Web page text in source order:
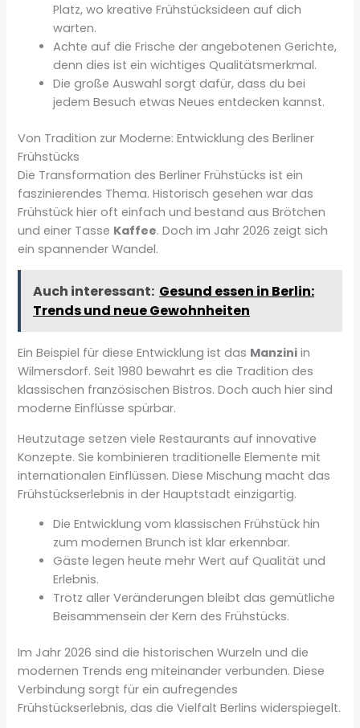
Platz, wo kreative Frühstücksideen auf dich
warten.
Achte auf die Frische der angebotenen Gerichte,
denn dies ist ein wichtiges Qualitätsmerkmal.
Die große Auswahl sorgt dafür, dass du bei
jedem Besuch etwas Neues entdecken kannst.
Von Tradition zur Moderne: Entwicklung des Berliner
Frühstücks
Die Transformation des Berliner Frühstücks ist ein
faszinierendes Thema. Historisch gesehen war das
Frühstück hier oft einfach und bestand aus Brötchen
und einer Tasse Kaffee. Doch im Jahr 2026 zeigt sich
ein spannender Wandel.
Auch interessant: Gesund essen in Berlin:
Trends und neue Gewohnheiten
Ein Beispiel für diese Entwicklung ist das Manzini in
Wilmersdorf. Seit 1980 bewahrt es die Tradition des
klassischen französischen Bistros. Doch auch hier sind
moderne Einflüsse spürbar.
Heutzutage setzen viele Restaurants auf innovative
Konzepte. Sie kombinieren traditionelle Elemente mit
internationalen Einflüssen. Diese Mischung macht das
Frühstückserlebnis in der Hauptstadt einzigartig.
Die Entwicklung vom klassischen Frühstück hin
zum modernen Brunch ist klar erkennbar.
Gäste legen heute mehr Wert auf Qualität und
Erlebnis.
Trotz aller Veränderungen bleibt das gemütliche
Beisammensein der Kern des Frühstücks.
Im Jahr 2026 sind die historischen Wurzeln und die
modernen Trends eng miteinander verbunden. Diese
Verbindung sorgt für ein aufregendes
Frühstückserlebnis, das die Vielfalt Berlins widerspiegelt.